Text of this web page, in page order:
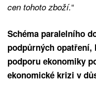
cen tohoto zboží.“
Schéma paralelního
podpůrných opatření,
podporu ekonomiky
ekonomické krizi v